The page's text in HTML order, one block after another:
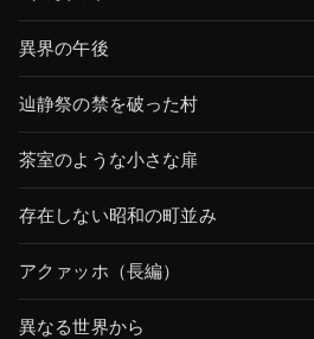
異界の午後
辿静祭の禁を破った村
茶室のような小さな扉
存在しない昭和の町並み
アクァッホ（長編）
異なる世界から